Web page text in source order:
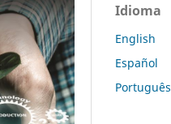
Idioma
English
Español
Português